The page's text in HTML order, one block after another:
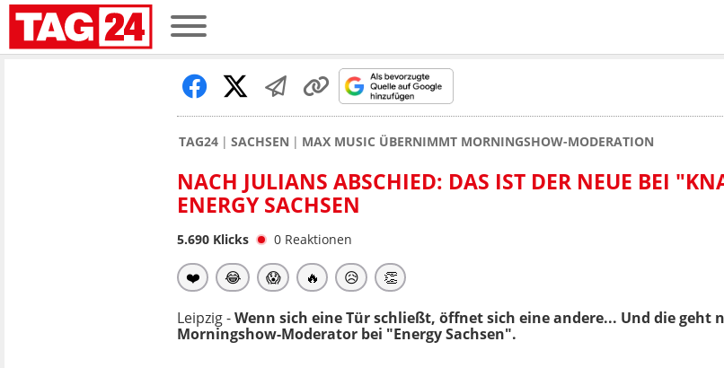
TAG24 SACHSEN MAX MUSIC ÜBERNIMMT MORNINGSHOW-MODERATION
NACH JULIANS ABSCHIED: DAS IST DER NEUE BEI
ENERGY SACHSEN
5.690 Klicks 0 Reaktionen
❤️ 😂 😱 🔥 😥 👏
Leipzig -Wenn sich eine Tür schließt, öffnet sich eine andere... Und die geht
Morningshow-Moderator bei "Energy Sachsen".